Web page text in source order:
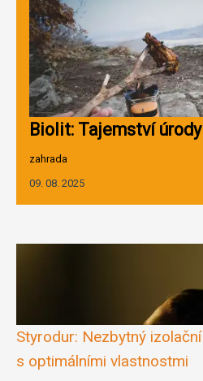
Biolit: Tajemství
zahrada
09. 08. 2025
Styrodur: Nezbytný
s optimálními vlastnostmi